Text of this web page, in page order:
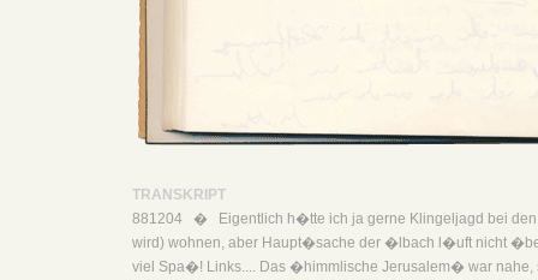
TRANSKRIPT
881204 � Eigentlich h�tte ich ja gerne Klingeljagd bei den
wird) wohnen, aber Haupt�sache der �lbach l�uft nicht
viel Spa�! Links.... Das �himmlische Jerusalem� war nahe,